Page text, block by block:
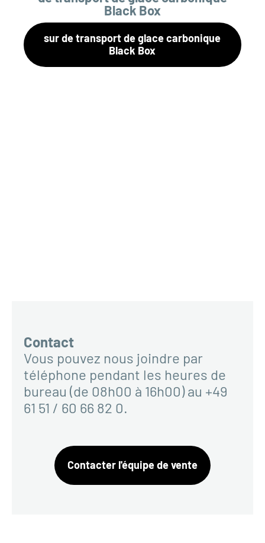
Black Box
sur de transport de glace carbonique
Black Box
Contact
Vous pouvez nous joindre par
téléphone pendant les heures de
bureau (de 08h00 à 16h00) au +49
61 51 / 60 66 82 0.
Contacter l'équipe de vente